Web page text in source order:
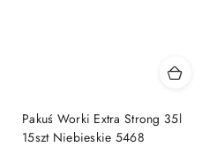
Pakuś Worki Extra Strong 35l
15szt Niebieskie 5468